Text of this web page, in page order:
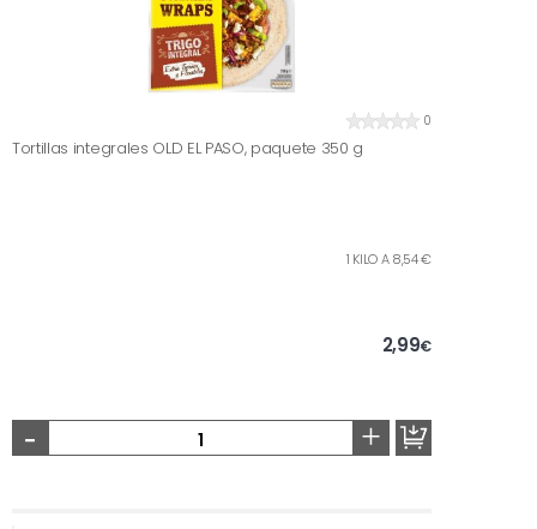
0
Tortillas integrales OLD EL PASO, paquete 350 g
1 KILO A 8,54 €
2,99€
- +